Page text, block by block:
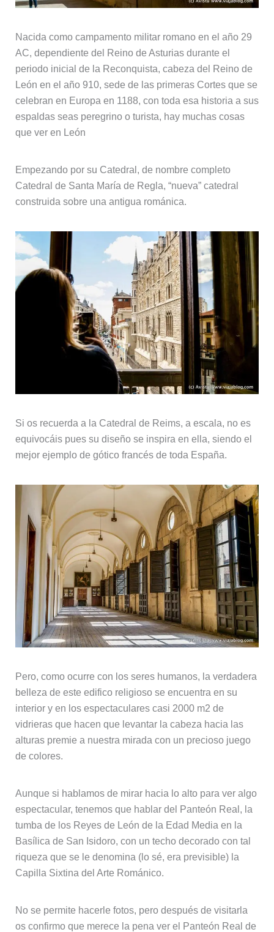
Nacida como campamento militar romano en el año 29
AC, dependiente del Reino de Asturias durante el
periodo inicial de la Reconquista, cabeza del Reino de
León en el año 910, sede de las primeras Cortes que se
celebran en Europa en 1188, con toda esa historia a sus
espaldas seas peregrino o turista, hay muchas cosas
que ver en León
Empezando por su Catedral, de nombre completo
Catedral de Santa María de Regla, “nueva” catedral
construida sobre una antigua románica.
Si os recuerda a la Catedral de Reims, a escala, no es
equivocáis pues su diseño se inspira en ella, siendo el
mejor ejemplo de gótico francés de toda España.
Pero, como ocurre con los seres humanos, la verdadera
belleza de este edifico religioso se encuentra en su
interior y en los espectaculares casi 2000 m2 de
vidrieras que hacen que levantar la cabeza hacia las
alturas premie a nuestra mirada con un precioso juego
de colores.
Aunque si hablamos de mirar hacia lo alto para ver algo
espectacular, tenemos que hablar del Panteón Real, la
tumba de los Reyes de León de la Edad Media en la
Basílica de San Isidoro, con un techo decorado con tal
riqueza que se le denomina (lo sé, era previsible) la
Capilla Sixtina del Arte Románico.
No se permite hacerle fotos, pero después de visitarla
os confirmo que merece la pena ver el Panteón Real de